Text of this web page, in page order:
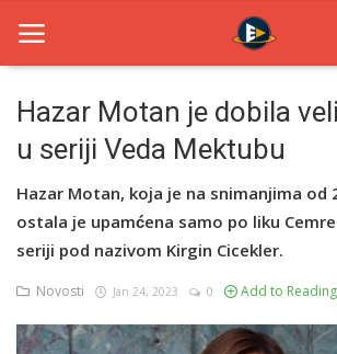
Home
Novosti
TV Serije
Filmovi
Glumci
Hazar Motan je dobila
u seriji Veda Mektubu
Hazar Motan, koja je na snimanjima od
ostala je upamćena samo po liku
seriji pod nazivom Kirgin Cicekler.
Novosti Jan 24, 2023 0 Add to